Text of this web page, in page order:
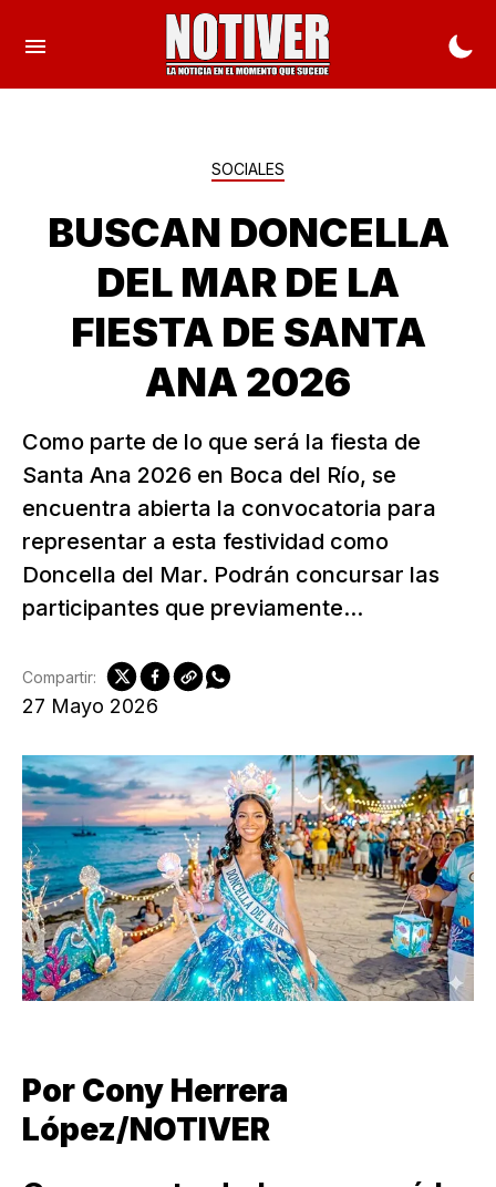
SOCIALES
BUSCAN DONCELLA
DEL MAR DE LA
FIESTA DE SANTA
ANA 2026
Como parte de lo que será la fiesta de
Santa Ana 2026 en Boca del Río, se
encuentra abierta la convocatoria para
representar a esta festividad como
Doncella del Mar. Podrán concursar las
participantes que previamente...
27 Mayo 2026
Compartir:
Por Cony Herrera
López/NOTIVER